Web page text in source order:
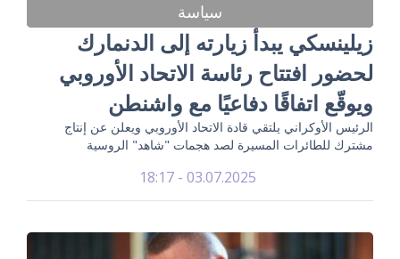
سياسة
زيلينسكي يبدأ زيارته إلى الدنمارك
لحضور افتتاح رئاسة الاتحاد الأوروبي
ويوقّع اتفاقًا دفاعيًا مع واشنطن
الرئيس الأوكراني يلتقي قادة الاتحاد الأوروبي ويعلن عن إنتاج
مشترك للطائرات المسيرة لصد هجمات "شاهد" الروسية
03.07.2025 - 18:17